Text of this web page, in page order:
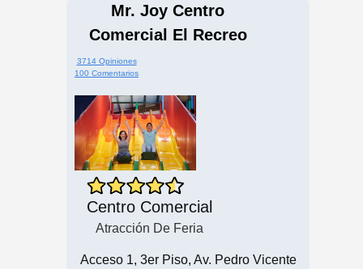
Mr. Joy Centro
Comercial El Recreo
3714 Opiniones
100 Comentarios
Centro Comercial
Atracción De Feria
Acceso 1, 3er Piso, Av. Pedro Vicente